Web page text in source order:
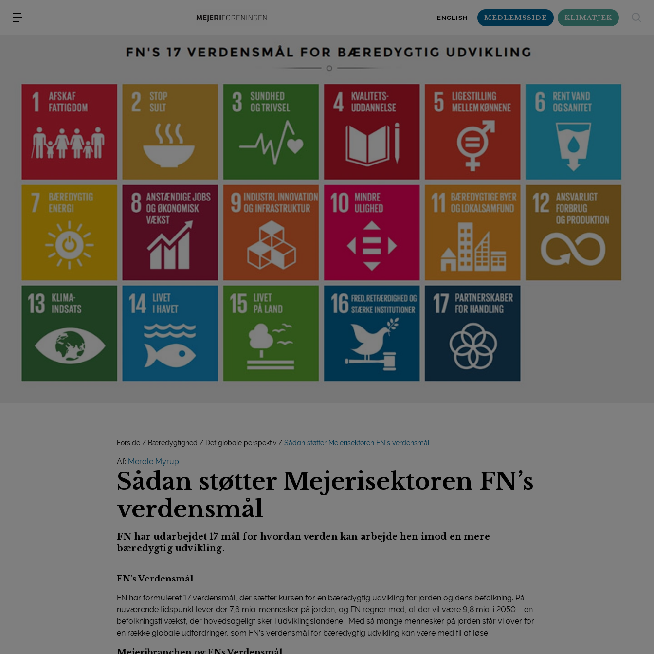
ENGLISH MEDLEMSSIDE KLIMATJEK
Forside Bæredygtighed Det globale perspektiv Sådan støtter Mejerisektoren FN’s verdensmål
Af: Merete Myrup
Sådan støtter Mejerisektoren FN’s
verdensmål
FN har udarbejdet 17 mål for hvordan verden kan arbejde hen imod en mere
bæredygtig udvikling.
FN's Verdensmål
FN har formuleret 17 verdensmål, der sætter kursen for en bæredygtig udvikling for jorden og dens befolkning. På
nuværende tidspunkt lever der 7,6 mia. mennesker på jorden, og FN regner med, at der vil være 9,8 mia. i 2050 – en
befolkningstilvækst, der hovedsageligt sker i udviklingslandene. Med så mange mennesker på jorden står vi over for
en række globale udfordringer, som FN’s verdensmål for bæredygtig udvikling kan være med til at løse.